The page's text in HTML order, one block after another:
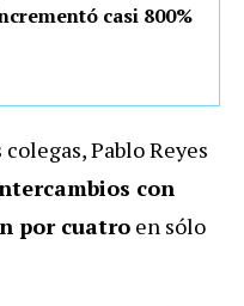
casi 800%
Pablo Reyes
con
por cuatro en sólo